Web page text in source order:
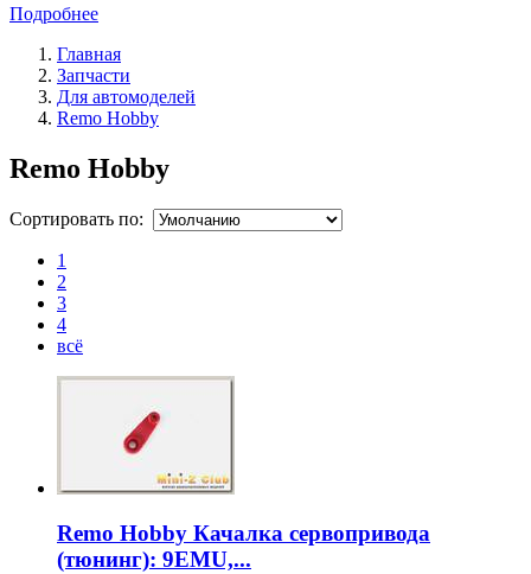
Подробнее
Главная
Запчасти
Для автомоделей
Remo Hobby
Remo Hobby
Сортировать по:
1
2
3
4
всё
Remo Hobby Качалка сервопривода
(тюнинг): 9EMU,...